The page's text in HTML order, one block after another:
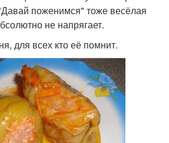
поженимся" тоже весёлая
не напрягает.
для всех кто её помнит.